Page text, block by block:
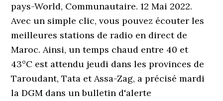
pays-World, Communautaire. 12 Mai 2022.
Avec un simple clic, vous pouvez écouter les
meilleures stations de radio en direct de
Maroc. Ainsi, un temps chaud entre 40 et
43°C est attendu jeudi dans les provinces de
Taroudant, Tata et Assa-Zag, a précisé mardi
la DGM dans un bulletin d'alerte